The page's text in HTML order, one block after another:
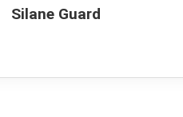
Silane Guard